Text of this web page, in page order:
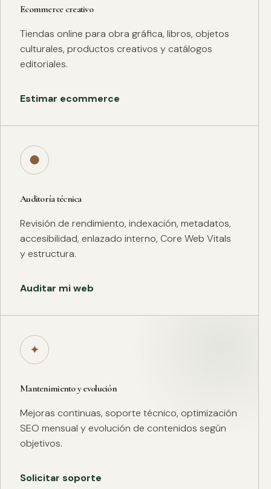
Ecommerce creativo
Tiendas online para obra gráfica, libros, objetos
culturales, productos creativos y catálogos
editoriales.
Estimar ecommerce
●
Auditoría técnica
Revisión de rendimiento, indexación, metadatos,
accesibilidad, enlazado interno, Core Web Vitals
y estructura.
Auditar mi web
✦
Mantenimiento y evolución
Mejoras continuas, soporte técnico, optimización
SEO mensual y evolución de contenidos según
objetivos.
Solicitar soporte